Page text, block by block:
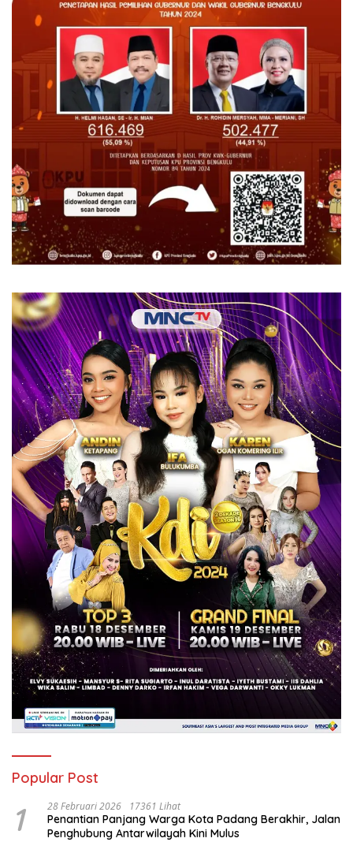
Popular Post
1 28 Februari 2026 17361 Lihat
Penantian Panjang Warga Kota Padang Berakhir, Jalan
Penghubung Antarwilayah Kini Mulus